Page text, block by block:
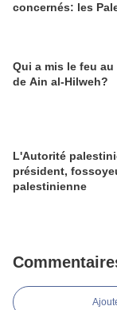
concernés: les
Qui a mis le feu
de Ain al-Hilweh?
L'Autorité
président,
palestinienne